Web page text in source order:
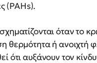
(PAHs).
όταν το
θερμότητα ή ανοιχτή
ότι αυξάνουν τον